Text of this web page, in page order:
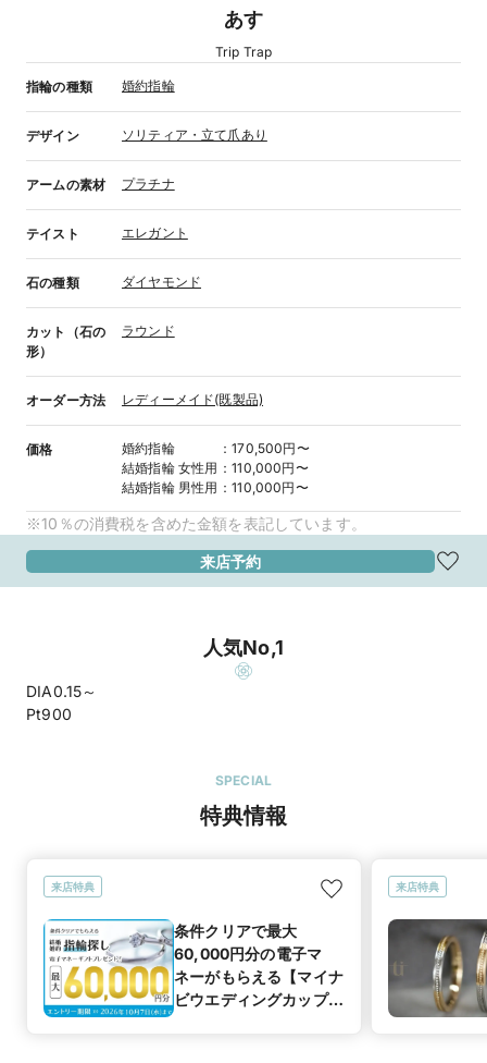
あす
Trip Trap
指輪の種類 婚約指輪
デザイン ソリティア・立て爪あり
アームの素材 プラチナ
テイスト エレガント
石の種類 ダイヤモンド
カット（石の
形）
ラウンド
オーダー方法 レディーメイド(既製品)
価格 婚約指輪 ：170,500円〜
結婚指輪 女性用 ：110,000円〜
結婚指輪 男性用 ：110,000円〜
※10％の消費税を含めた金額を表記しています。
来店予約
人気No,1
DIA0.15～
Pt900
SPECIAL
特典情報
来店特典
条件クリアで最大
60,000円分の電子マ
ネーがもらえる【マイナ
ビウエディングカップル
来店特典